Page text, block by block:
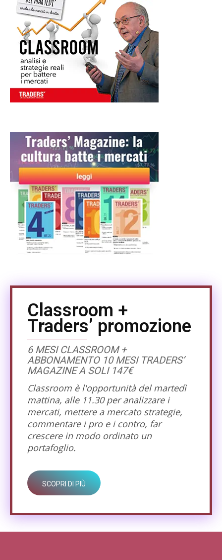
Classroom +
Traders’ promozione
6 MESI CLASSROOM +
ABBONAMENTO 10 MESI TRADERS’
MAGAZINE A SOLI 147€
Classroom è l'opportunità del martedì
mattina, alle 11.30 per analizzare i
mercati, mettere a mercato strategie,
commentare i pro e i contro, far
crescere in modo ordinato un
portafoglio.
SCOPRI DI PIÙ